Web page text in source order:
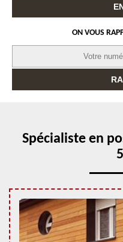
ON VOUS
Spécialiste en